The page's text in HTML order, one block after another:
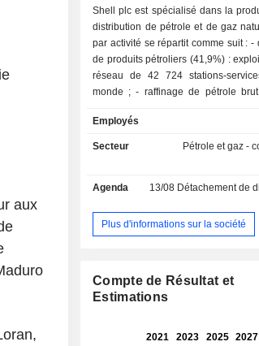
aux
Shell plc est spécialisé dans la
distribution de pétrole et de gaz
par activité se répartit comme suit : - distribution
de produits pétroliers (41,9%) :
réseau de 42 724 stations-
monde ; - raffinage de pétrole brut (28,9%) :
monde. En outre, Shell plc
activité de fabrication de produits
pétrochimiques (oléfines, produits
additifs, etc.) ; - production de gaz naturel
partir de sources renouvelables
exploration et production de pétrole
Royaume-Uni (10,8%), Europe
Océanie-Afrique (34%), Etats-Unis
Employés
Secteur
Pétrole et gaz -
Agenda 13/08 Détachement de dividende
Plus d'informations sur la société
Compte de Résultat et
Estimations